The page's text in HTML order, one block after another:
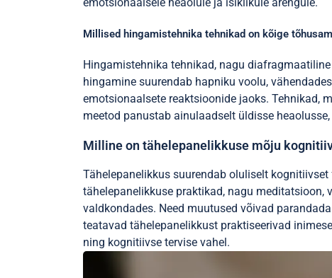
Millised hingamistehnika tehnikad on kõige
Hingamistehnika tehnikad, nagu
hingamine suurendab hapniku voolu,
emotsionaalsete reaktsioonide jaoks. Tehnikad,
meetod panustab ainulaadselt üldisse
Milline on tähelepanelikkuse mõju
Tähelepanelikkus suurendab oluliselt
tähelepanelikkuse praktikad, nagu
valdkondades. Need muutused võivad
teatavad tähelepanelikkust praktiseerivad
ning kognitiivse tervise vahel.